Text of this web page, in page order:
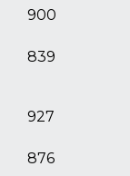
900
839
927
876